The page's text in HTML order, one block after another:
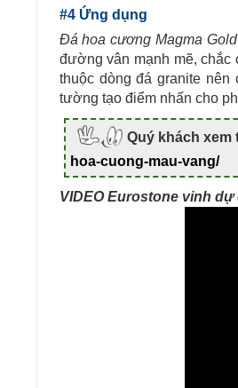
#4 Ứng dụng
Đá hoa cương Magma Gold
đường vân mạnh mẽ, chắc
thuộc dòng đá granite
tường tạo điểm nhấn cho
Quý khách xem
hoa-cuong-mau-vang/
VIDEO Eurostone vinh